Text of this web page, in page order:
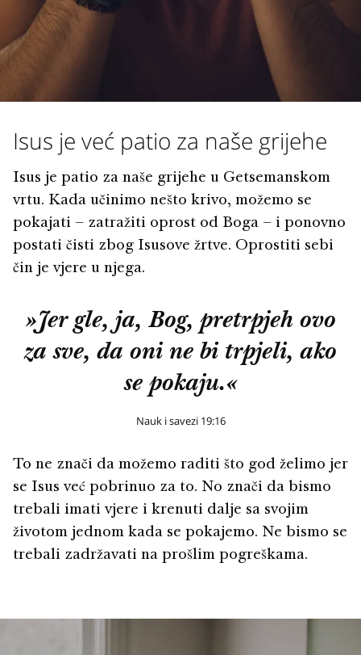
Isus je već patio za naše grijehe
Isus je patio za naše grijehe u Getsemanskom
vrtu. Kada učinimo nešto krivo, možemo se
pokajati – zatražiti oprost od Boga – i ponovno
postati čisti zbog Isusove žrtve. Oprostiti sebi
čin je vjere u njega.
»Jer gle, ja, Bog, pretrpjeh ovo
za sve, da oni ne bi trpjeli, ako
se pokaju.«
Nauk i savezi 19:16
To ne znači da možemo raditi što god želimo jer
se Isus već pobrinuo za to. No znači da bismo
trebali imati vjere i krenuti dalje sa svojim
životom jednom kada se pokajemo. Ne bismo se
trebali zadržavati na prošlim pogreškama.